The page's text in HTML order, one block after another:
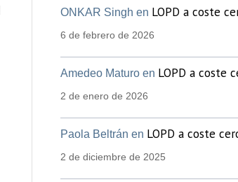
ONKAR Singh en LOPD a coste
6 de febrero de 2026
Amedeo Maturo en LOPD a coste
2 de enero de 2026
Paola Beltrán en LOPD a coste
2 de diciembre de 2025